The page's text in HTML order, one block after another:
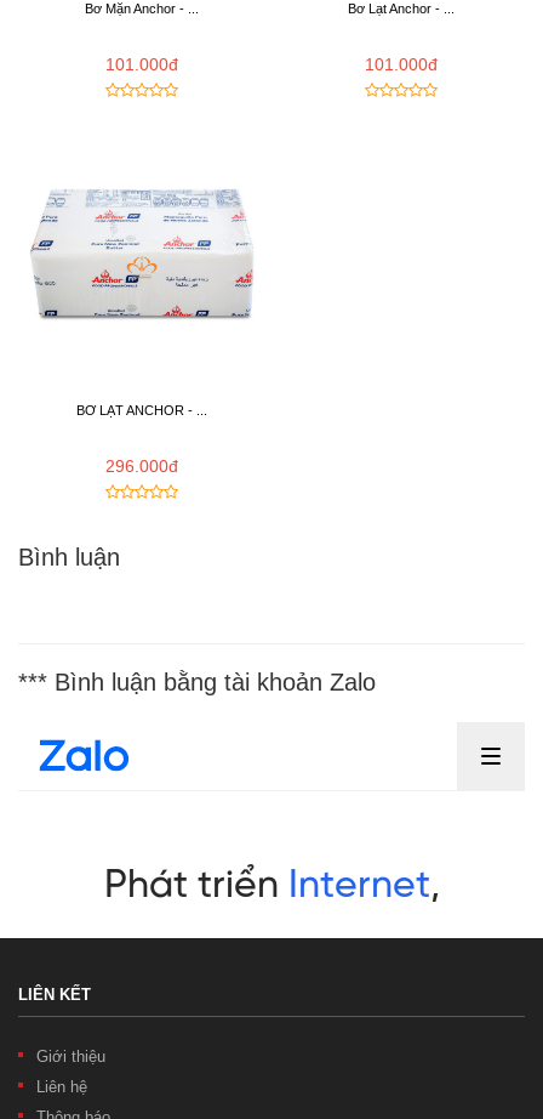
Bơ Mặn Anchor - ...
101.000đ
Bơ Lạt Anchor - ...
101.000đ
BƠ LẠT ANCHOR - ...
296.000đ
Bình luận
*** Bình luận bằng tài khoản Zalo
LIÊN KẾT
Giới thiệu
Liên hệ